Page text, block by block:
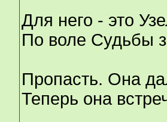
Для него - это
По воле Судьбы
Пропасть. Она
Теперь она